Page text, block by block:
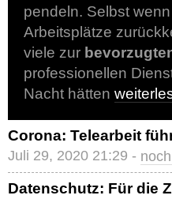
pendeln. Selbst
Arbeitsplätze
viele zur
professionellen
Nacht hätten
Corona: Telearbeit
Juli 29, 2020 21:29 -
Datenschutz: Für die